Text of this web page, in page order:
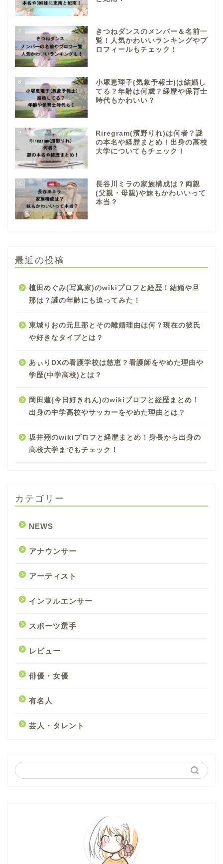
7
きつねダンスのメンバー＆名前一
覧！人気かわいいランキングやプ
ロフィールもチェック！
8
小塚恵理子(気象予報士)は結婚し
てる？年齢は何歳？経歴や保育士
時代もかわいい？
9
Riregram(濱野りれ)は何者？謎
の本名や経歴まとめ！出身の高校
大学についてもチェック！
10
長谷川ミラの家族構成は？両親
(父親・母親)や妹もかわいいって
本当？
最近の投稿
植田めぐみ(写真家)のwikiプロフと経歴！結婚や旦
那は？謎の年齢にも迫ってみた！
東城りおの元旦那とその離婚理由は何？現在の彼氏
や好きなタイプとは？
あぃりDXの看護学校は慈恵？看護師をやめた理由や
学歴(中学高校)とは？
岡田蓮(今日好きれん)のwikiプロフと経歴まとめ！
出身の中学高校やサッカーをやめた理由とは？
坂井翔のwikiプロフと経歴まとめ！身長から出身の
高校大学までもチェック！
カテゴリー
NEWS
アナウンサー
アーティスト
インフルエンサー
スポーツ選手
レビュー
俳優・女優
有名人
芸人・タレント